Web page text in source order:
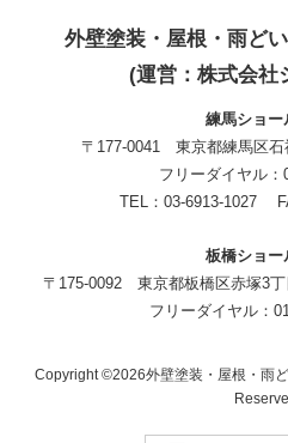
外壁塗装・屋根・雨ど
(運営：株式会社
練馬ショー
〒177-0041 東京都練馬区石
フリーダイヤル：
TEL：03-6913-1027
板橋ショー
〒175-0092 東京都板橋区赤塚3丁
フリーダイヤル：
Copyright ©2026外壁塗装・屋根・雨